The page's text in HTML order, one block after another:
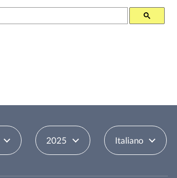
2025 Italiano